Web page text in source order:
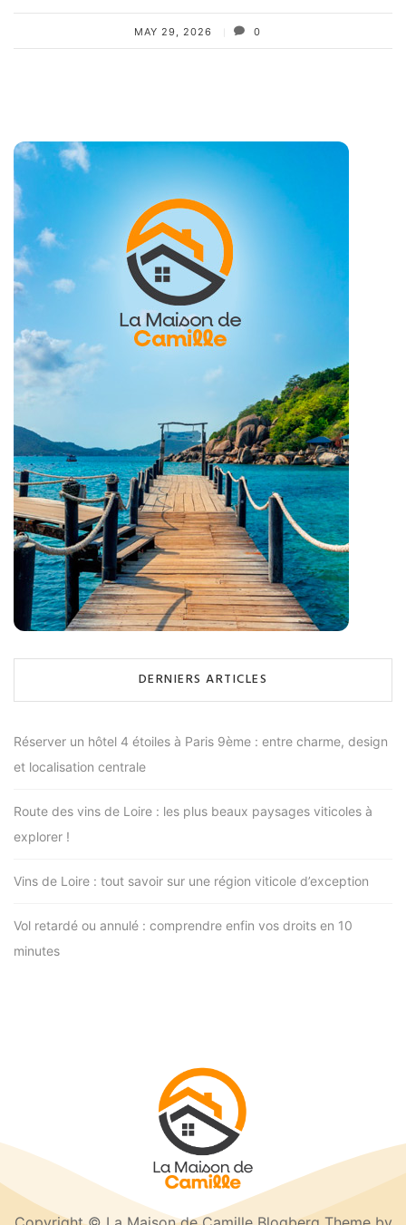
MAY 29, 2026 0
DERNIERS ARTICLES
Réserver un hôtel 4 étoiles à Paris 9ème : entre charme, design
et localisation centrale
Route des vins de Loire : les plus beaux paysages viticoles à
explorer !
Vins de Loire : tout savoir sur une région viticole d’exception
Vol retardé ou annulé : comprendre enfin vos droits en 10
minutes